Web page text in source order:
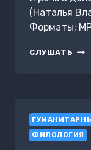
(Наталья
Форматы:
СЛУШАТЬ
В
И
ФИЛОЛОГИЯ